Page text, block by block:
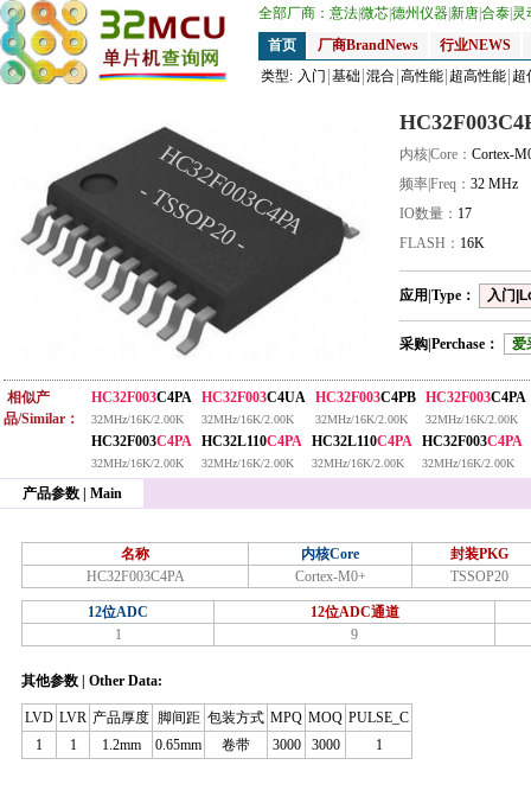
全部厂商： 意法微芯德州仪器新唐合泰 灵
首页
厂商BrandNews
行业NEWS
类型: 入门 基础 混合 高性能 超高性能 超
HC32F003C4PA
- TSSOP20 -
内核|Core： Cortex-
频率|Freq： 32 MHz
IO数量： 17
FLASH： 16K
应用|Type： 入门
采购|Perchase： 爱
相似产
品/Similar：
HC32F003C4PA
32MHz/16K/2.00K
HC32F003C4UA
32MHz/16K/2.00K
HC32F003C4PB
32MHz/16K/2.00K
HC32F003C4PA
32MHz/16K/2.00K
HC32F003C4PA
32MHz/16K/2.00K
HC32L110C4PA
32MHz/16K/2.00K
HC32L110C4PA
32MHz/16K/2.00K
HC32F003C4PA
32MHz/16K/2.00K
产品参数 | Main
名称 内核Core
封装PKG
HC32F003C4PA
Cortex-M0+ TSSOP20
12位ADC
12位ADC通道
1
9
其他参数 | Other Data:
LVD LVR 产品厚度 脚间距 包装方式 MPQ MOQ PULSE_C
1
1 1.2mm 0.65mm 卷带 3000 3000 1